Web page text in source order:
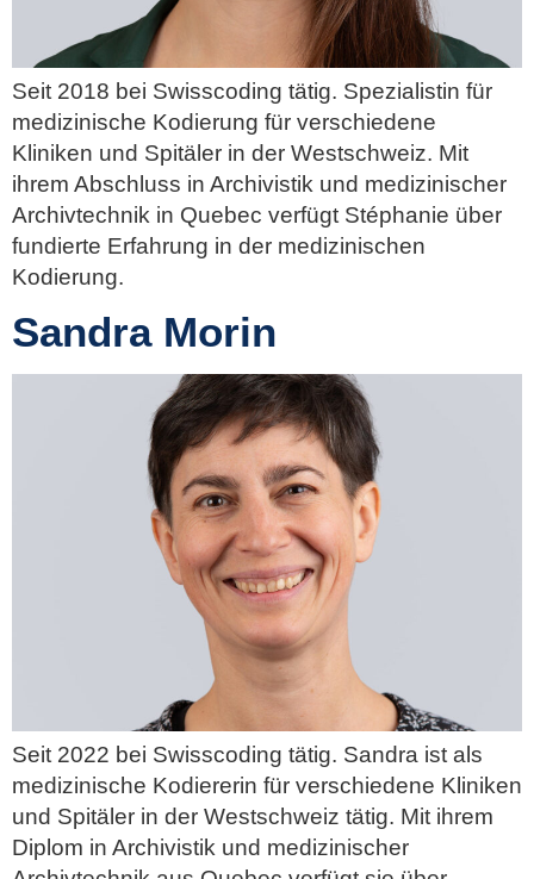
Seit 2018 bei Swisscoding tätig. Spezialistin für
medizinische Kodierung für verschiedene
Kliniken und Spitäler in der Westschweiz. Mit
ihrem Abschluss in Archivistik und medizinischer
Archivtechnik in Quebec verfügt Stéphanie über
fundierte Erfahrung in der medizinischen
Kodierung.
Sandra Morin
Seit 2022 bei Swisscoding tätig. Sandra ist als
medizinische Kodiererin für verschiedene Kliniken
und Spitäler in der Westschweiz tätig. Mit ihrem
Diplom in Archivistik und medizinischer